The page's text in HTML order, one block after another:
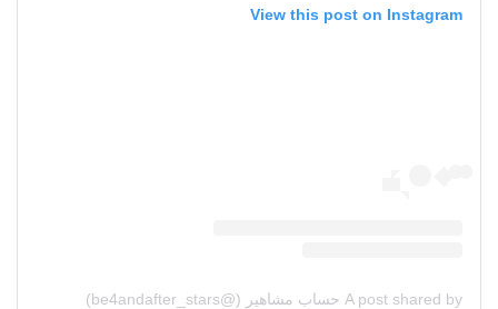
View this post on Instagram
A post shared by حساب مشاهير (@be4andafter_stars)